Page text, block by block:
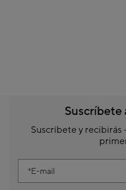
Suscríbete
Suscríbete y recibirás
E-mail